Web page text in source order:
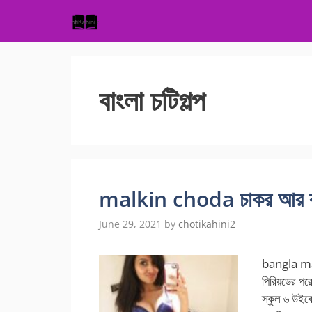
content
বাংলা চটিগল্প
malkin choda চাকর আর
June 29, 2021 by chotikahini2
bangla
পিরিয়ডের
স্কুল ৬